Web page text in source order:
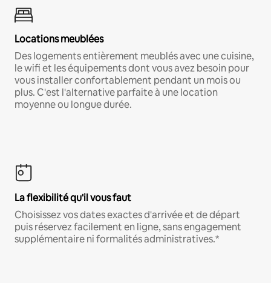
Locations meublées
Des logements entièrement meublés avec une cuisine,
le wifi et les équipements dont vous avez besoin pour
vous installer confortablement pendant un mois ou
plus. C'est l'alternative parfaite à une location
moyenne ou longue durée.
La flexibilité qu'il vous faut
Choisissez vos dates exactes d'arrivée et de départ
puis réservez facilement en ligne, sans engagement
supplémentaire ni formalités administratives.*